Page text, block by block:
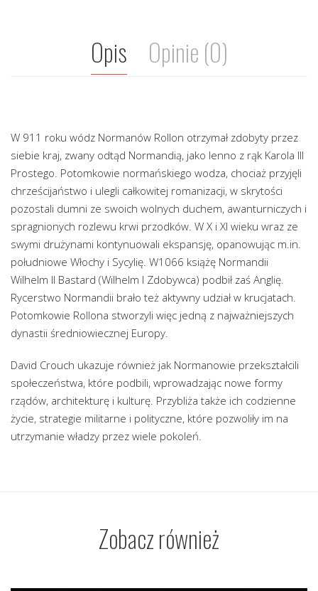
Opis Opinie (0)
W 911 roku wódz Normanów Rollon otrzymał zdobyty przez
siebie kraj, zwany odtąd Normandią, jako lenno z rąk Karola III
Prostego. Potomkowie normańskiego wodza, chociaż przyjęli
chrześcijaństwo i ulegli całkowitej romanizacji, w skrytości
pozostali dumni ze swoich wolnych duchem, awanturniczych i
spragnionych rozlewu krwi przodków. W X i XI wieku wraz ze
swymi drużynami kontynuowali ekspansję, opanowując m.in.
południowe Włochy i Sycylię. W1066 książę Normandii
Wilhelm II Bastard (Wilhelm I Zdobywca) podbił zaś Anglię.
Rycerstwo Normandii brało też aktywny udział w krucjatach.
Potomkowie Rollona stworzyli więc jedną z najważniejszych
dynastii średniowiecznej Europy.
David Crouch ukazuje również jak Normanowie przekształcili
społeczeństwa, które podbili, wprowadzając nowe formy
rządów, architekturę i kulturę. Przybliża także ich codzienne
życie, strategie militarne i polityczne, które pozwoliły im na
utrzymanie władzy przez wiele pokoleń.
Zobacz również